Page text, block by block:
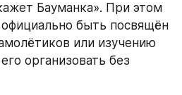
Бауманка». При этом
быть посвящён
или изучению
организовать без